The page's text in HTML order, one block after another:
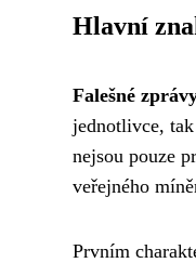
Hlavní
Falešné
jednotlivce,
nejsou pouze
veřejného
Prvním